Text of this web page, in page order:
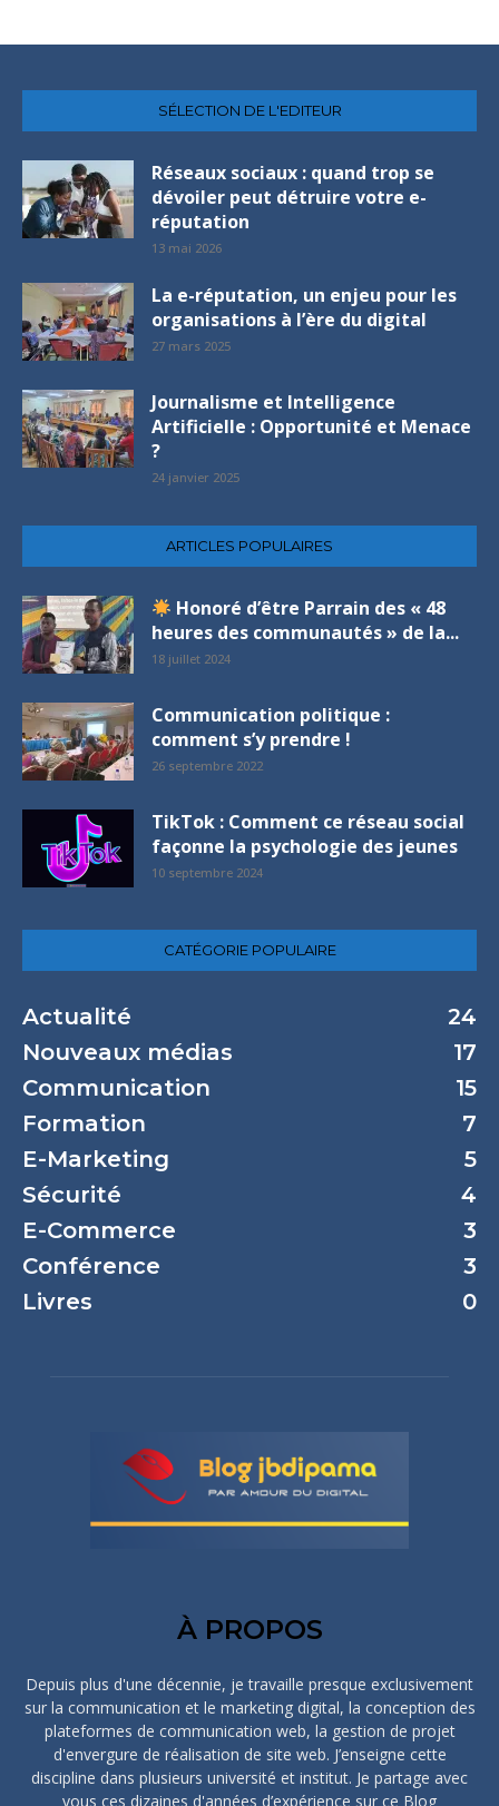
SÉLECTION DE L'EDITEUR
Réseaux sociaux : quand trop se
dévoiler peut détruire votre e-
réputation
13 mai 2026
La e-réputation, un enjeu pour les
organisations à l’ère du digital
27 mars 2025
Journalisme et Intelligence
Artificielle : Opportunité et Menace
?
24 janvier 2025
ARTICLES POPULAIRES
Honoré d’être Parrain des « 48
heures des communautés » de la...
18 juillet 2024
Communication politique :
comment s’y prendre !
26 septembre 2022
TikTok : Comment ce réseau social
façonne la psychologie des jeunes
10 septembre 2024
CATÉGORIE POPULAIRE
Actualité
24
Nouveaux médias
17
Communication
15
Formation
7
E-Marketing
5
Sécurité
4
E-Commerce
3
Conférence
3
Livres
0
À PROPOS
Depuis plus d'une décennie, je travaille presque exclusivement
sur la communication et le marketing digital, la conception des
plateformes de communication web, la gestion de projet
d'envergure de réalisation de site web. J’enseigne cette
discipline dans plusieurs université et institut. Je partage avec
vous ces dizaines d'années d’expérience sur ce Blog